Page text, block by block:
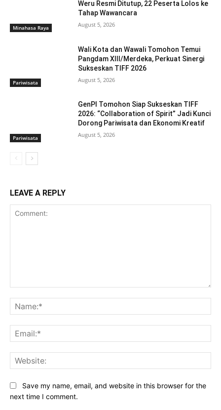
Minahasa Raya
Weru Resmi Ditutup, 22 Peserta Lolos ke
Tahap Wawancara
August 5, 2026
Pariwisata
Wali Kota dan Wawali Tomohon Temui
Pangdam XIII/Merdeka, Perkuat Sinergi
Sukseskan TIFF 2026
August 5, 2026
Pariwisata
GenPI Tomohon Siap Sukseskan TIFF
2026: “Collaboration of Spirit” Jadi Kunci
Dorong Pariwisata dan Ekonomi Kreatif
August 5, 2026
LEAVE A REPLY
Save my name, email, and website in this browser for the
next time I comment.